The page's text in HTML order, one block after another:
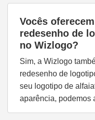
Vocês
redesenho de
no Wizlogo?
Sim, a Wizlogo
redesenho de
seu logotipo de
aparência, podemos